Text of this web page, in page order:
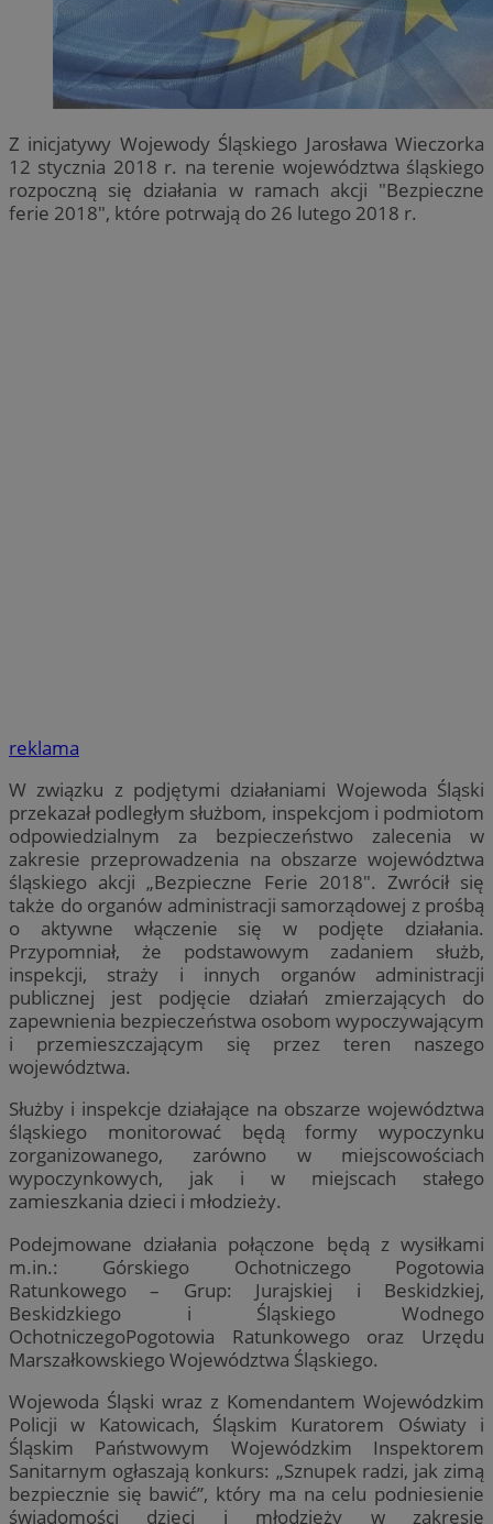
Z inicjatywy Wojewody Śląskiego Jarosława Wieczorka
12 stycznia 2018 r. na terenie województwa śląskiego
rozpoczną się działania w ramach akcji "Bezpieczne
ferie 2018", które potrwają do 26 lutego 2018 r.
reklama
W związku z podjętymi działaniami Wojewoda Śląski
przekazał podległym służbom, inspekcjom i podmiotom
odpowiedzialnym za bezpieczeństwo zalecenia w
zakresie przeprowadzenia na obszarze województwa
śląskiego akcji „Bezpieczne Ferie 2018". Zwrócił się
także do organów administracji samorządowej z prośbą
o aktywne włączenie się w podjęte działania.
Przypomniał, że podstawowym zadaniem służb,
inspekcji, straży i innych organów administracji
publicznej jest podjęcie działań zmierzających do
zapewnienia bezpieczeństwa osobom wypoczywającym
i przemieszczającym się przez teren naszego
województwa.
Służby i inspekcje działające na obszarze województwa
śląskiego monitorować będą formy wypoczynku
zorganizowanego, zarówno w miejscowościach
wypoczynkowych, jak i w miejscach stałego
zamieszkania dzieci i młodzieży.
Podejmowane działania połączone będą z wysiłkami
m.in.: Górskiego Ochotniczego Pogotowia
Ratunkowego – Grup: Jurajskiej i Beskidzkiej,
Beskidzkiego i Śląskiego Wodnego
OchotniczegoPogotowia Ratunkowego oraz Urzędu
Marszałkowskiego Województwa Śląskiego.
Wojewoda Śląski wraz z Komendantem Wojewódzkim
Policji w Katowicach, Śląskim Kuratorem Oświaty i
Śląskim Państwowym Wojewódzkim Inspektorem
Sanitarnym ogłaszają konkurs: „Sznupek radzi, jak zimą
bezpiecznie się bawić”, który ma na celu podniesienie
świadomości dzieci i młodzieży w zakresie